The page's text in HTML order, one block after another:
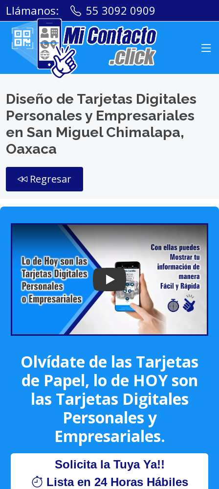
Llámanos: 55 3092 0909
Diseño de Tarjetas Digitales
Personales y Empresariales
en San Miguel Chimalapa,
Oaxaca
Regresar
Play: Keynote (Google I/O '18)
Olvídate de las Tarjetas
de Papel, lo de HOY son
las Tarjetas Digitales
Personales y
Empresariales.
Solicita la Tuya Ya!!
Lista en 24 Horas Hábiles